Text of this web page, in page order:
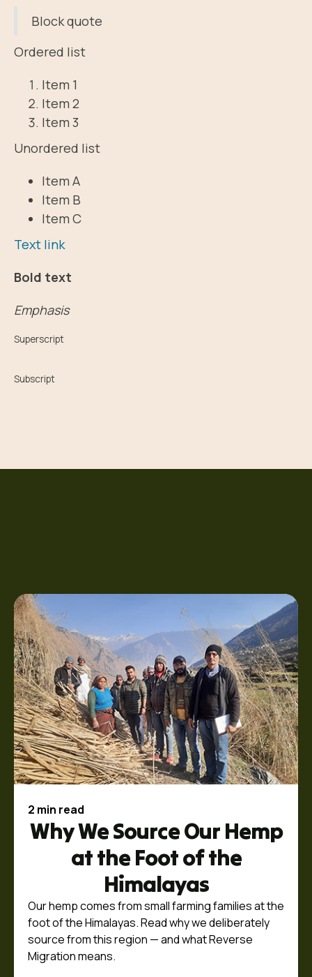
Block quote
Ordered list
Item 1
Item 2
Item 3
Unordered list
Item A
Item B
Item C
Text link
Bold text
Emphasis
Superscript
Subscript
2 min read
Why We Source Our Hemp
at the Foot of the
Himalayas
Our hemp comes from small farming families at the
foot of the Himalayas. Read why we deliberately
source from this region — and what Reverse
Migration means.